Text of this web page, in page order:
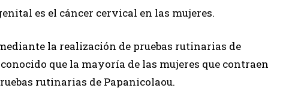
es el cáncer cervical en las mujeres.
la realización de pruebas rutinarias de
que la mayoría de las mujeres que contraen
rutinarias de Papanicolaou.